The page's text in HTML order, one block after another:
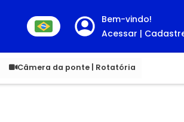
Bem-vindo!
Acessar |
Câmera da ponte | Rotatória
1.00